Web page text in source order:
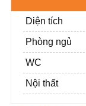
Diện tích
Phòng ngủ
WC
Nội thất